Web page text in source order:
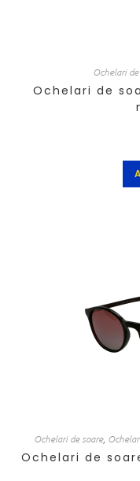
Ochelari
Ochelari de
Ochelari de soare,
Ochelari de